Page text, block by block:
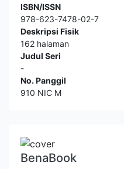
ISBN/ISSN
978-623-7478-02-7
Deskripsi Fisik
162 halaman
Judul Seri
-
No. Panggil
910 NIC M
BenaBook